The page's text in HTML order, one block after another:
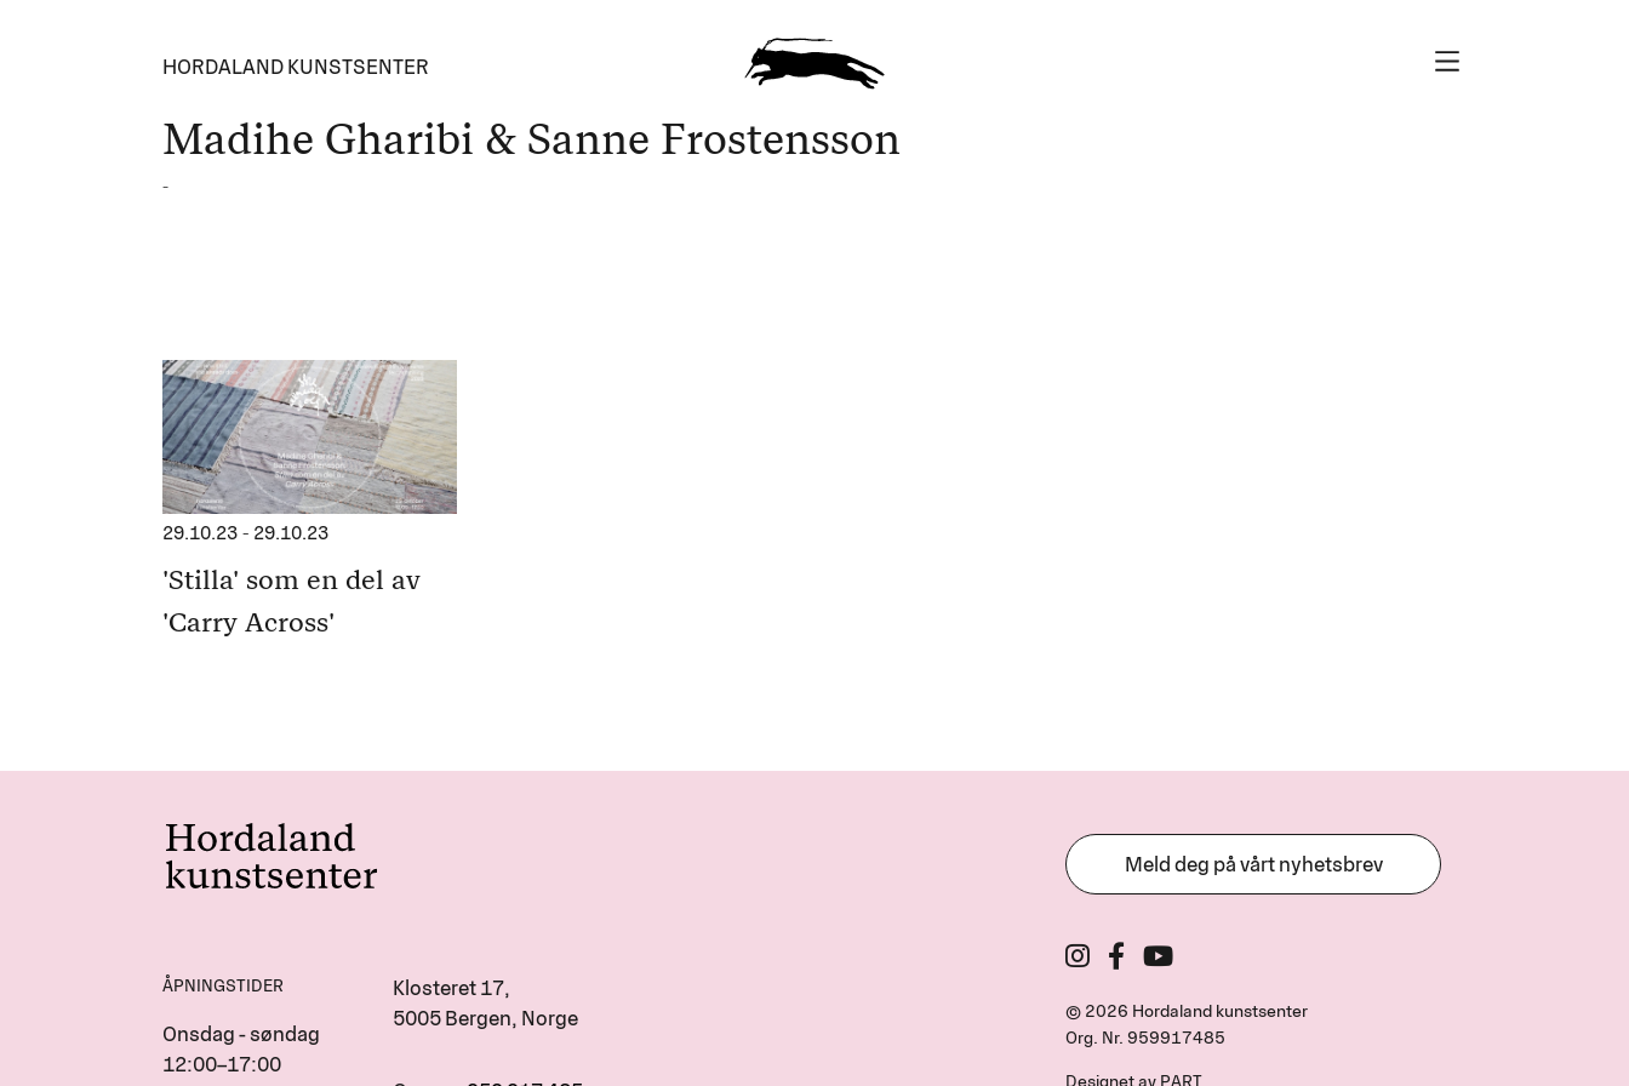
HORDALAND KUNSTSENTER
Madihe Gharibi & Sanne Frostensson
-
29.10.23 - 29.10.23
'Stilla' som en del av
'Carry Across'
ÅPNINGSTIDER
Onsdag - søndag
12:00–17:00
Klosteret 17,
5005 Bergen, Norge
Meld deg på vårt nyhetsbrev
© 2026 Hordaland kunstsenter
Org. Nr. 959917485
Designet av PART